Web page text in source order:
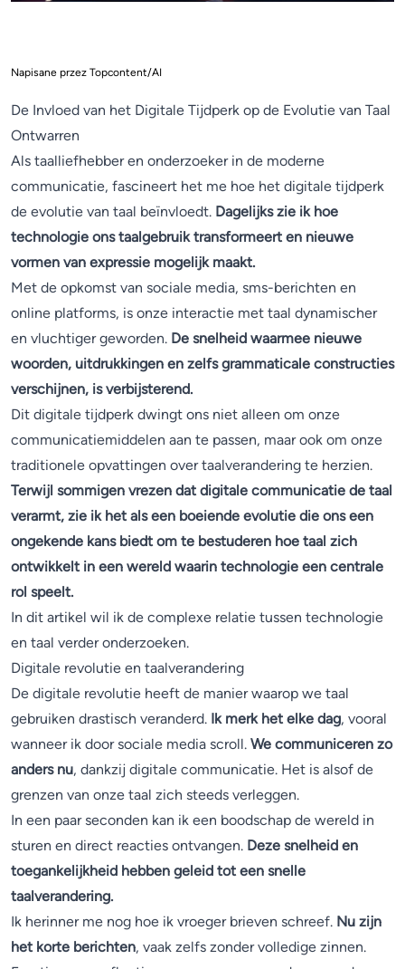
Napisane przez Topcontent/AI
De Invloed van het Digitale Tijdperk op de Evolutie van Taal
Ontwarren
Als taalliefhebber en onderzoeker in de moderne
communicatie, fascineert het me hoe het digitale tijdperk
de evolutie van taal beïnvloedt. Dagelijks zie ik hoe
technologie ons taalgebruik transformeert en nieuwe
vormen van expressie mogelijk maakt.
Met de opkomst van sociale media, sms-berichten en
online platforms, is onze interactie met taal dynamischer
en vluchtiger geworden. De snelheid waarmee nieuwe
woorden, uitdrukkingen en zelfs grammaticale constructies
verschijnen, is verbijsterend.
Dit digitale tijdperk dwingt ons niet alleen om onze
communicatiemiddelen aan te passen, maar ook om onze
traditionele opvattingen over taalverandering te herzien.
Terwijl sommigen vrezen dat digitale communicatie de taal
verarmt, zie ik het als een boeiende evolutie die ons een
ongekende kans biedt om te bestuderen hoe taal zich
ontwikkelt in een wereld waarin technologie een centrale
rol speelt.
In dit artikel wil ik de complexe relatie tussen technologie
en taal verder onderzoeken.
Digitale revolutie en taalverandering
De digitale revolutie heeft de manier waarop we taal
gebruiken drastisch veranderd. Ik merk het elke dag, vooral
wanneer ik door sociale media scroll. We communiceren zo
anders nu, dankzij digitale communicatie. Het is alsof de
grenzen van onze taal zich steeds verleggen.
In een paar seconden kan ik een boodschap de wereld in
sturen en direct reacties ontvangen. Deze snelheid en
toegankelijkheid hebben geleid tot een snelle
taalverandering.
Ik herinner me nog hoe ik vroeger brieven schreef. Nu zijn
het korte berichten, vaak zelfs zonder volledige zinnen.